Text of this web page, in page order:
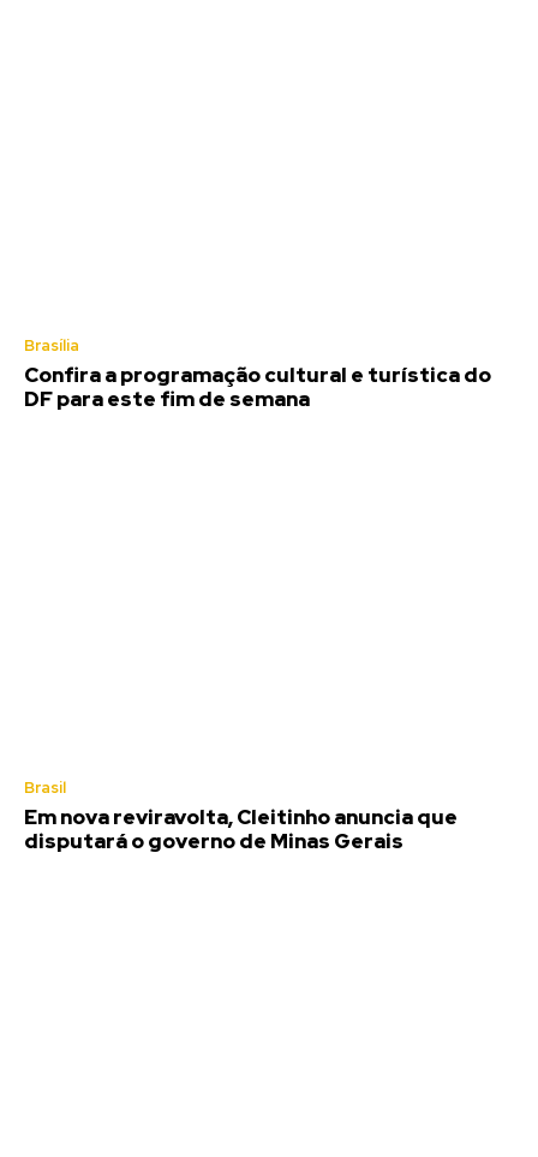
Brasília
Confira a programação cultural e turística do
DF para este fim de semana
Brasil
Em nova reviravolta, Cleitinho anuncia que
disputará o governo de Minas Gerais